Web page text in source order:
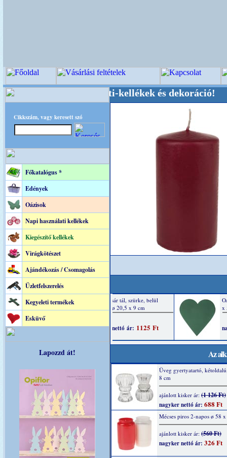
Cikkszám, vagy keresett szó
Főkatalógus *
Edények
Oázisok
Napi használati kellékek
Kiegészítő kellékek
Virágkötészet
Ajándékozás / Csomagolás
Üzletfelszerelés
Kegyeleti termékek
Esküvő
Lapozzd át!
, Kegyeleti-kellékek és dekoráció!
Az
Üveg gyertyatartó,
8 cm
ajánlott kisker ár: (1 126 Ft)
nagyker nettó ár: 688 Ft
Mécses piros 2-napos ø 58
ajánlott kisker ár: (560 Ft)
nagyker nettó ár: 326 Ft